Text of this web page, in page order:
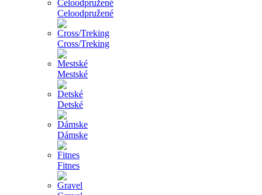
Celoodpružené
Cross/Treking
Mestské
Detské
Dámske
Fitnes